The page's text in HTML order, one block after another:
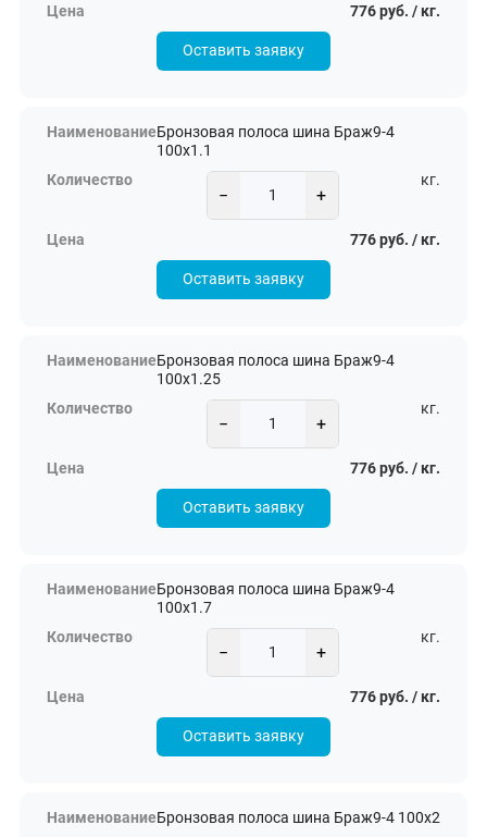
776 руб. / кг.
Оставить заявку
Бронзовая полоса шина Браж9-4
100х1.1
− +
кг.
776 руб. / кг.
Оставить заявку
Бронзовая полоса шина Браж9-4
100х1.25
− +
кг.
776 руб. / кг.
Оставить заявку
Бронзовая полоса шина Браж9-4
100х1.7
− +
кг.
776 руб. / кг.
Оставить заявку
Бронзовая полоса шина Браж9-4 100х2